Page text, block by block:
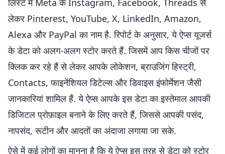
लिस्ट में Meta के Instagram, Facebook, Threads से
लेकर Pinterest, YouTube, X, LinkedIn, Amazon,
Alexa और PayPal का नाम है. रिपोर्ट के अनुसार, ये ऐप्स यूजर्स
के डेटा को अलग-अलग स्टोर करते हैं. जिसमें आप किस चीजों पर
क्लिक कर रहे हैं से लेकर आपके लोकेशन, ब्राउजिंग हिस्ट्री,
Contacts, फाइनेंशियल डिटेल्स और डिवाइस इंफोर्मेशन जैसी
जानकारियां शामिल हैं. ये ऐप्स आपके इस डेटा का इस्तेमाल आपकी
डिजिटल प्रोफ़ाइल बनाने के लिए करते हैं, जिससे आपकी पसंद,
नापसंद, रूटीन और आदतों का अंदाजा लगाया जा सके.
ऐसे में कई लोगों का मानना है कि ये ऐप्स इस तरह से डेटा को स्टोर